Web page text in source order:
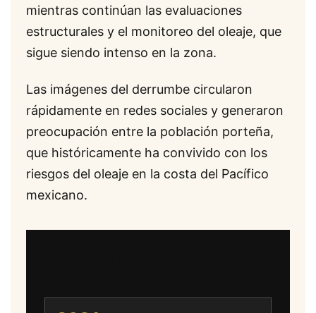
mientras continúan las evaluaciones
estructurales y el monitoreo del oleaje, que
sigue siendo intenso en la zona.
Las imágenes del derrumbe circularon
rápidamente en redes sociales y generaron
preocupación entre la población porteña,
que históricamente ha convivido con los
riesgos del oleaje en la costa del Pacífico
mexicano.